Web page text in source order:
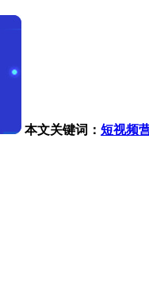
本文关键词： 短视频